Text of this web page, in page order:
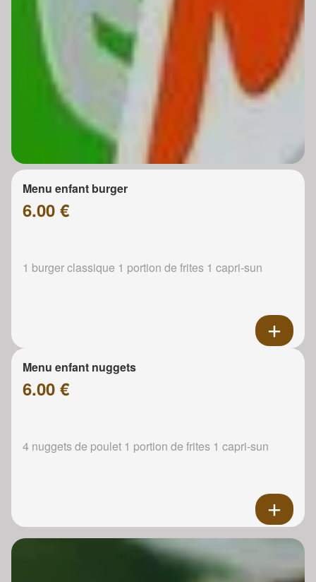
Menu enfant burger
6.00 €
1 burger classique 1 portion de frites 1 capri-sun
Menu enfant nuggets
6.00 €
4 nuggets de poulet 1 portion de frites 1 capri-sun